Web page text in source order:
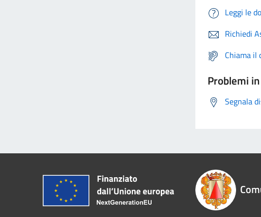
Leggi le
Richiedi
Chiama il
Problemi
Segnala